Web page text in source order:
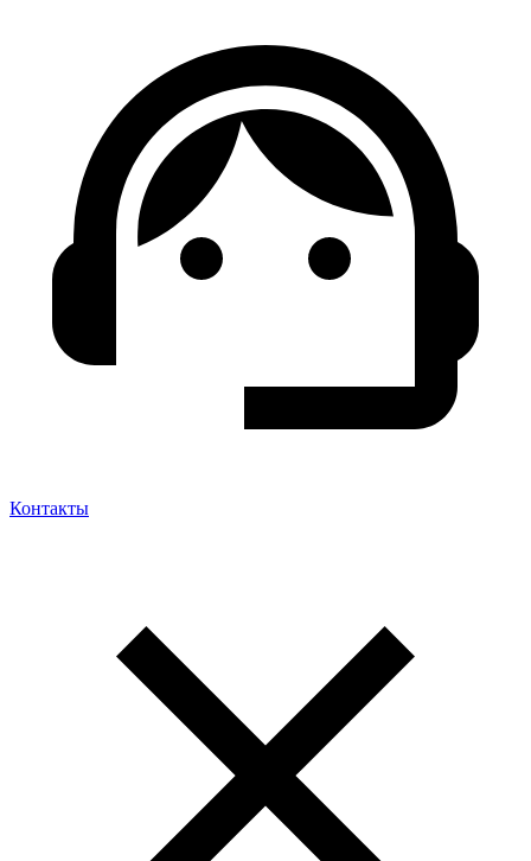
Контакты